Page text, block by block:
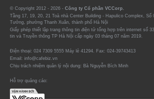
© Copyright 2012 - 2026 - Công ty Cổ phần VCCorp.
Tầng 17, 19, 20, 21 Toà nhà Center Building - Hapulico Complex, Số
Tưởng, phường Thanh Xuân, thành phố Hà Nội
Giấy phép thiết lập trang thông tin điện tử tổng hợp trên internet số
tin và Truyền thông TP Hà Nội cấp ngày 03 tháng 07 năm 2019.
Điện thoại: 024 7309 5555 Máy lẻ 41294. Fax: 024-39743413
Email: info@cafebiz.vn
Chịu trách nhiệm quản lý nội dung: Bà Nguyễn Bích Minh
Hỗ trợ quảng cáo: